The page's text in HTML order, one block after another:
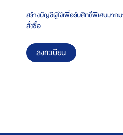
สร้างบัญชีผู้ใช้เพื่อรับสิทธิ์พิเศษมาก
สั่งซื้อ
ลงทะเบียน